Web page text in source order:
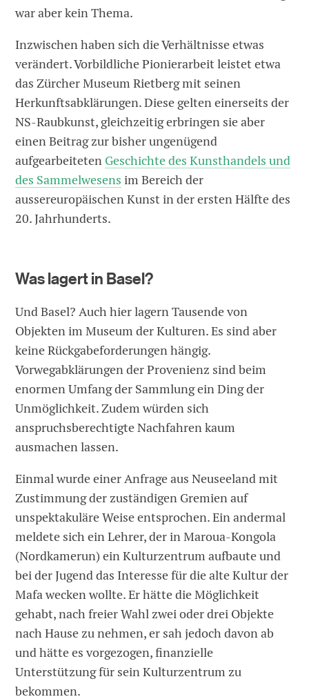
war aber kein Thema.
Inzwischen haben sich die Verhältnisse etwas
verändert. Vorbildliche Pionierarbeit leistet etwa
das Zürcher Museum Rietberg mit seinen
Herkunftsabklärungen. Diese gelten einerseits der
NS-Raubkunst, gleichzeitig erbringen sie aber
einen Beitrag zur bisher ungenügend
aufgearbeiteten Geschichte des Kunsthandels und
des Sammelwesens im Bereich der
aussereuropäischen Kunst in der ersten Hälfte des
20. Jahrhunderts.
Was lagert in Basel?
Und Basel? Auch hier lagern Tausende von
Objekten im Museum der Kulturen. Es sind aber
keine Rückgabeforderungen hängig.
Vorwegabklärungen der Provenienz sind beim
enormen Umfang der Sammlung ein Ding der
Unmöglichkeit. Zudem würden sich
anspruchsberechtigte Nachfahren kaum
ausmachen lassen.
Einmal wurde einer Anfrage aus Neuseeland mit
Zustimmung der zuständigen Gremien auf
unspektakuläre Weise entsprochen. Ein andermal
meldete sich ein Lehrer, der in Maroua-Kongola
(Nordkamerun) ein Kulturzentrum aufbaute und
bei der Jugend das Interesse für die alte Kultur der
Mafa wecken wollte. Er hätte die Möglichkeit
gehabt, nach freier Wahl zwei oder drei Objekte
nach Hause zu nehmen, er sah jedoch davon ab
und hätte es vorgezogen, finanzielle
Unterstützung für sein Kulturzentrum zu
bekommen.